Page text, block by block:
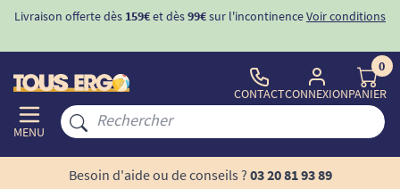
Livraison offerte dès 159€et dès99€sur l'incontinenceVoir conditions
MENU
CONTACTCONNEXION
0
PANIER
Besoin d'aide ou de conseils ? 03 20 81 93 89